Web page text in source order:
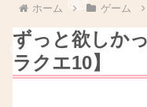
ホーム ゲーム
ずっと欲しか
ラクエ10】